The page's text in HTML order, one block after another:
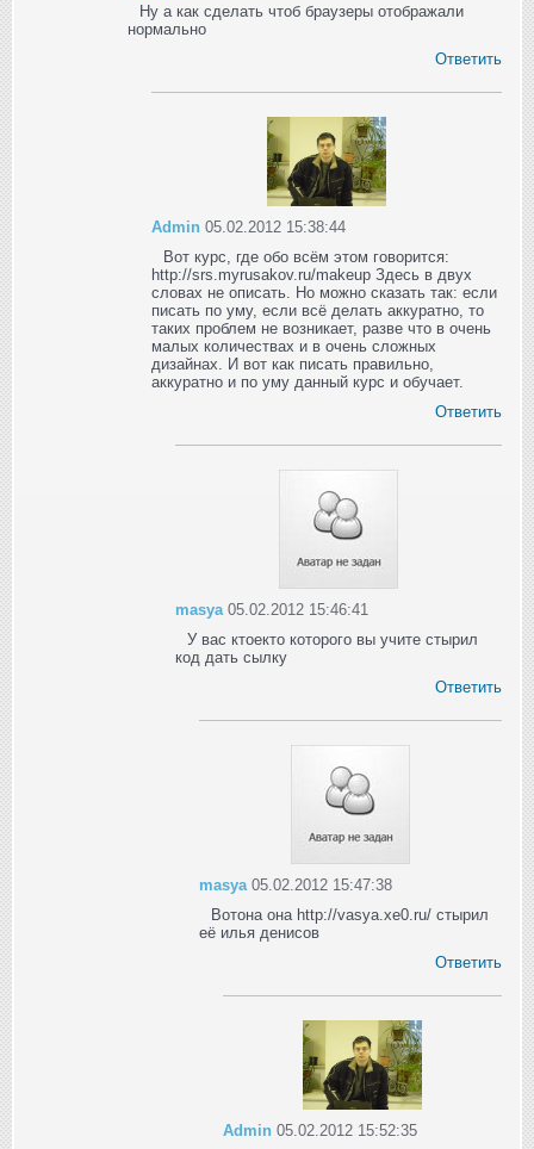
Ну а как сделать чтоб браузеры отображали
нормально
Ответить
Admin 05.02.2012 15:38:44
Вот курс, где обо всём этом говорится:
http://srs.myrusakov.ru/makeup Здесь в двух
словах не описать. Но можно сказать так: если
писать по уму, если всё делать аккуратно, то
таких проблем не возникает, разве что в очень
малых количествах и в очень сложных
дизайнах. И вот как писать правильно,
аккуратно и по уму данный курс и обучает.
Ответить
masya 05.02.2012 15:46:41
У вас ктоекто которого вы учите стырил
код дать сылку
Ответить
masya 05.02.2012 15:47:38
Вотона она http://vasya.xe0.ru/ стырил
её илья денисов
Ответить
Admin 05.02.2012 15:52:35